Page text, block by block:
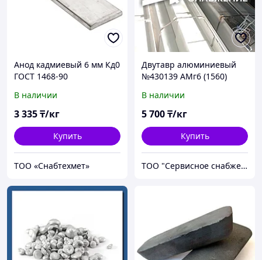
Анод кадмиевый 6 мм Кд0
ГОСТ 1468-90
В наличии
3 335₸/кг
Купить
ТОО «Снабтехмет»
Двутавр алюминиевый
№430139 АМг6 (1560)
прессованный
В наличии
5 700₸/кг
Купить
ТОО "Сервисное снабжение Астана"